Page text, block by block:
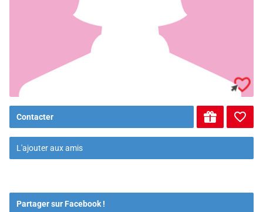
Contacter
L'ajouter aux amis
Partager sur Facebook !